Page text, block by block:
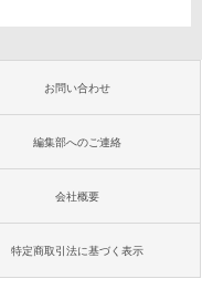
お問い合わせ
編集部へのご連絡
会社概要
特定商取引法に基づく表示